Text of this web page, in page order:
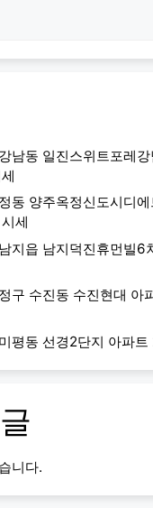
남동 일진스위트포레
동 양주옥정신도시디
세
지읍 남지덕진휴먼빌6
구 수진동 수진현대 아
평동 선경2단지 아파
니다.